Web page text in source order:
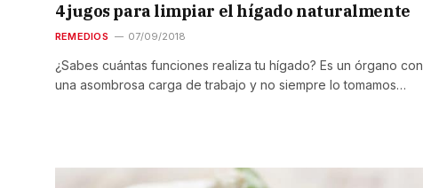
4 jugos para limpiar el hígado naturalmente
REMEDIOS 07/09/2018
¿Sabes cuántas funciones realiza tu hígado? Es un órgano con
una asombrosa carga de trabajo y no siempre lo tomamos…